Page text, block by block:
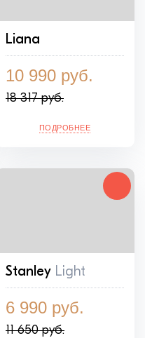
Liana
10 990 руб.
18 317 руб.
ПОДРОБНЕЕ
Stanley Light
6 990 руб.
11 650 руб.